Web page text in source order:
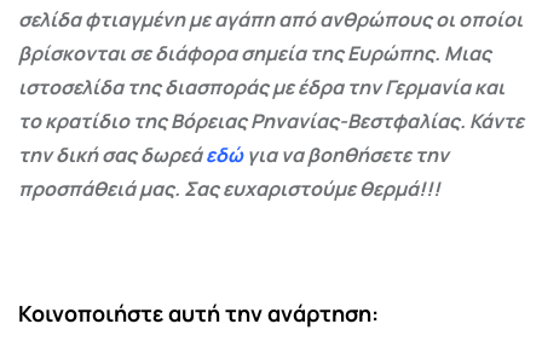
σελίδα φτιαγμένη με αγάπη από ανθρώπους οι οποίοι
βρίσκονται σε διάφορα σημεία της Ευρώπης. Μιας
ιστοσελίδα της διασποράς με έδρα την Γερμανία και
το κρατίδιο της Βόρειας Ρηνανίας-Βεστφαλίας. Κάντε
την δική σας δωρεάεδώγια να βοηθήσετε την
προσπάθειά μας. Σας ευχαριστούμε θερμά!!!
Κοινοποιήστε αυτή την ανάρτηση: